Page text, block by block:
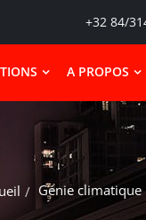
+32 84/
A PROPOS
Génie climatique